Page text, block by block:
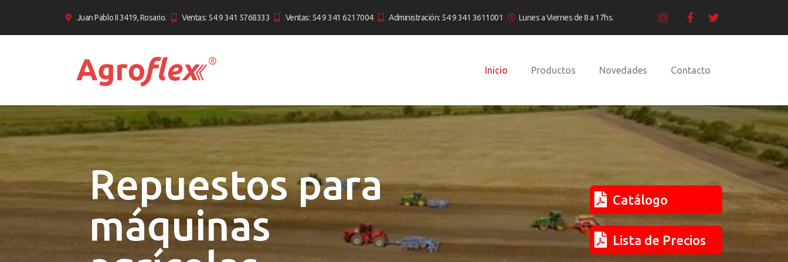
Juan Pablo II 3419, Rosario. Ventas: 54 9 341 5768333 Ventas: 54 9 341 6217004 Administración: 54 9 341 3611001 Lunes a Viernes de 8 a 17hs.
Inicio Productos Novedades Contacto
Repuestos para
máquinas
Catálogo
Lista de Precios